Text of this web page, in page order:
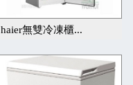
haier無雙冷凍櫃...